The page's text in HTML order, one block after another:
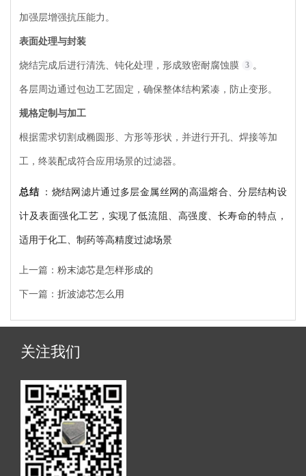
加强层增强抗压能力。
表面处理与封装
烧结完成后进行清洗、钝化处理，形成致密耐腐蚀膜 3 。
各层周边通过包边工艺固定，确保整体结构紧凑，防止变形。
规格定制与加工
根据需求切割成椭圆形、方形等形状，并进行开孔、焊接等加
工，终装配成符合应用场景的过滤器。
总结 ：烧结网滤片通过多层金属丝网的高温熔合、分层结构设
计及表面强化工艺，实现了低流阻、高强度、长寿命的特点，
适用于化工、制药等高精度过滤场景
上一篇：粉末滤芯是怎样形成的
下一篇：折波滤芯怎么用
关注我们